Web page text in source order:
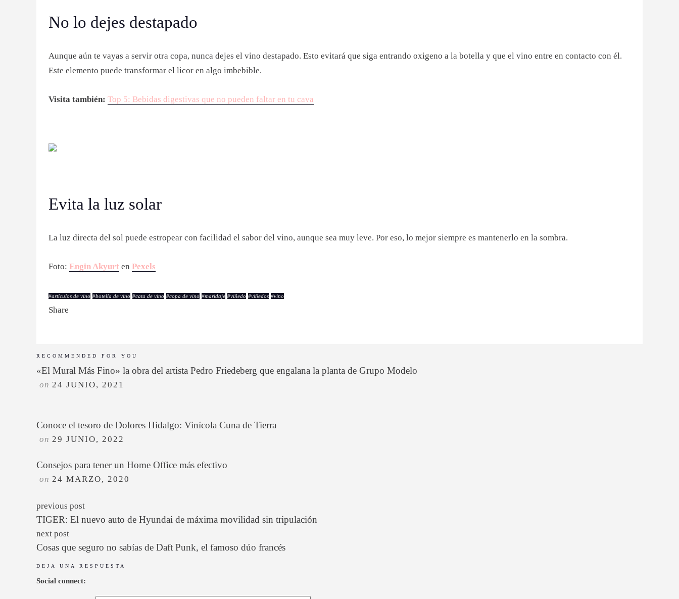
No lo dejes destapado
Aunque aún te vayas a servir otra copa, nunca dejes el vino destapado. Esto evitará que siga entrando oxigeno a la botella y que el vino entre en contacto con él.
Este elemento puede transformar el licor en algo imbebible.
Visita también: Top 5: Bebidas digestivas que no pueden faltar en tu cava
Evita la luz solar
La luz directa del sol puede estropear con facilidad el sabor del vino, aunque sea muy leve. Por eso, lo mejor siempre es mantenerlo en la sombra.
Foto: Engin Akyurt en Pexels
#artículos de vino #botella de vino #cata de vino #copa de vino #maridaje #viñedo #viñedos #vino
Share
RECOMMENDED FOR YOU
«El Mural Más Fino» la obra del artista Pedro Friedeberg que engalana la planta de Grupo Modelo
on 24 JUNIO, 2021
Conoce el tesoro de Dolores Hidalgo: Vinícola Cuna de Tierra
on 29 JUNIO, 2022
Consejos para tener un Home Office más efectivo
on 24 MARZO, 2020
previous post
TIGER: El nuevo auto de Hyundai de máxima movilidad sin tripulación
next post
Cosas que seguro no sabías de Daft Punk, el famoso dúo francés
DEJA UNA RESPUESTA
Social connect: